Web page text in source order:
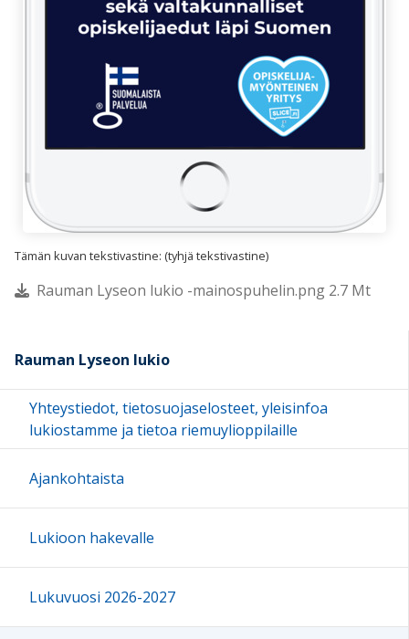
Tämän kuvan tekstivastine: (tyhjä tekstivastine)
Rauman Lyseon lukio -mainospuhelin.png 2.7 Mt
Rauman Lyseon lukio
Yhteystiedot, tietosuojaselosteet, yleisinfoa
lukiostamme ja tietoa riemuylioppilaille
Ajankohtaista
Lukioon hakevalle
Lukuvuosi 2026-2027